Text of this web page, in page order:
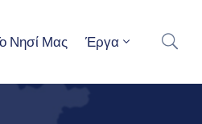
Νησί Μας Έργα